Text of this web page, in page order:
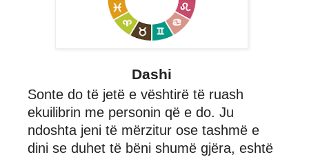
Dashi
Sonte do të jetë e vështirë të ruash
ekuilibrin me personin që e do. Ju
ndoshta jeni të mërzitur ose tashmë e
dini se duhet të bëni shumë gjëra, eshtë